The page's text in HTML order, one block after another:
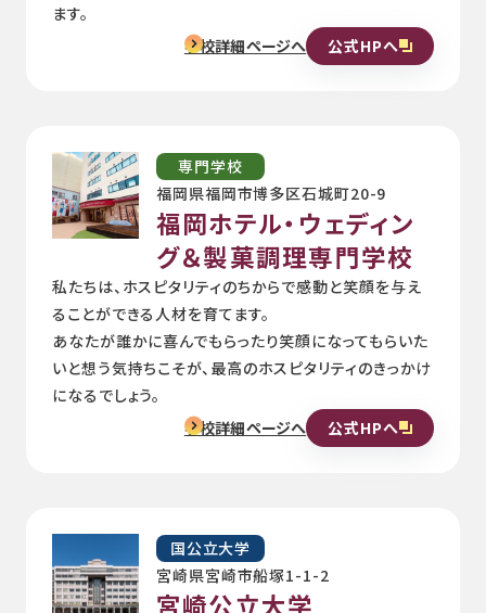
ます。
学校詳細ページへ
公式HPへ
専門学校
福岡県福岡市博多区石城町20-9
福岡ホテル・ウェディン
グ＆製菓調理専門学校
私たちは、ホスピタリティのちからで感動と笑顔を与え
ることができる人材を育てます。
あなたが誰かに喜んでもらったり笑顔になってもらいた
いと想う気持ちこそが、最高のホスピタリティのきっかけ
になるでしょう。
学校詳細ページへ
公式HPへ
国公立大学
宮崎県宮崎市船塚1-1-2
宮崎公立大学